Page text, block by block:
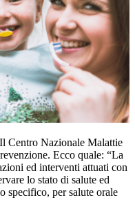
Centro Nazionale Malattie
Ecco quale: “La
ed interventi attuati con il
lo stato di salute ed
specifico, per salute orale